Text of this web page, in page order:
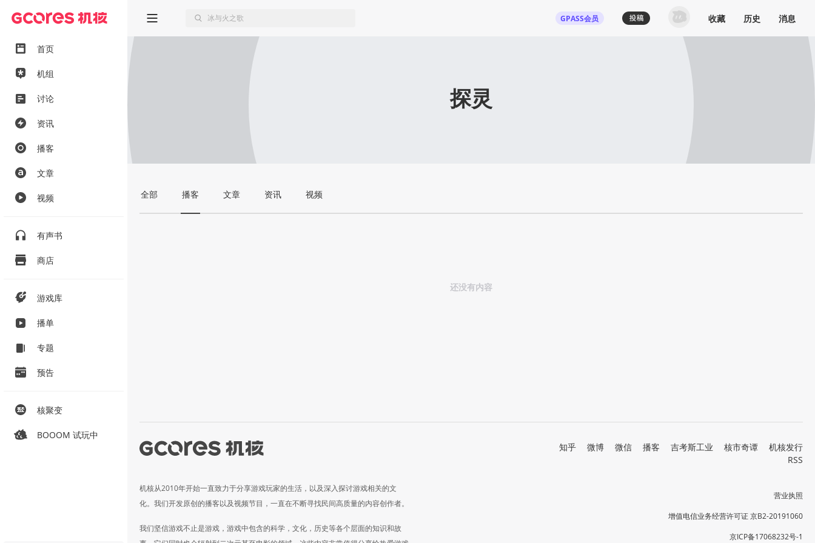
首页
机组
讨论
资讯
播客
文章
视频
有声书
商店
游戏库
播单
专题
预告
核聚变
BOOOM 试玩中
GPASS会员 收藏 历史 消息
探灵
全部 播客 文章 资讯 视频
还没有内容
机核从2010年开始一直致力于分享游戏玩家的生活，以及深入探讨游戏相关的文
化。我们开发原创的播客以及视频节目，一直在不断寻找民间高质量的内容创作者。
我们坚信游戏不止是游戏，游戏中包含的科学，文化，历史等各个层面的知识和故
知乎 微博 微信 播客 吉考斯工业 核市奇谭
机核发行
RSS
营业执照
增值电信业务经营许可证 京B2-20191060
京ICP备17068232号-1